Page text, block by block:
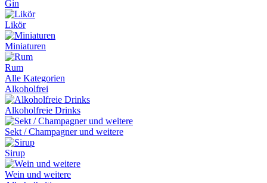
Gin
Likör
Miniaturen
Rum
Alle Kategorien
Alkoholfrei
Alkoholfreie Drinks
Sekt / Champagner und weitere
Sirup
Wein und weitere